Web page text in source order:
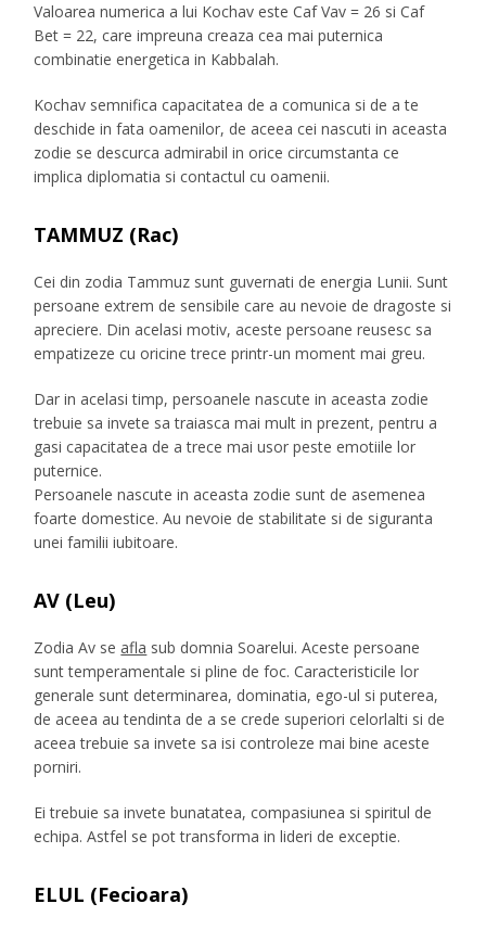
Valoarea numerica a lui Kochav este Caf Vav = 26 si Caf
Bet = 22, care impreuna creaza cea mai puternica
combinatie energetica in Kabbalah.
Kochav semnifica capacitatea de a comunica si de a te
deschide in fata oamenilor, de aceea cei nascuti in aceasta
zodie se descurca admirabil in orice circumstanta ce
implica diplomatia si contactul cu oamenii.
TAMMUZ (Rac)
Cei din zodia Tammuz sunt guvernati de energia Lunii. Sunt
persoane extrem de sensibile care au nevoie de dragoste si
apreciere. Din acelasi motiv, aceste persoane reusesc sa
empatizeze cu oricine trece printr-un moment mai greu.
Dar in acelasi timp, persoanele nascute in aceasta zodie
trebuie sa invete sa traiasca mai mult in prezent, pentru a
gasi capacitatea de a trece mai usor peste emotiile lor
puternice.
Persoanele nascute in aceasta zodie sunt de asemenea
foarte domestice. Au nevoie de stabilitate si de siguranta
unei familii iubitoare.
AV (Leu)
Zodia Av se afla sub domnia Soarelui. Aceste persoane
sunt temperamentale si pline de foc. Caracteristicile lor
generale sunt determinarea, dominatia, ego-ul si puterea,
de aceea au tendinta de a se crede superiori celorlalti si de
aceea trebuie sa invete sa isi controleze mai bine aceste
porniri.
Ei trebuie sa invete bunatatea, compasiunea si spiritul de
echipa. Astfel se pot transforma in lideri de exceptie.
ELUL (Fecioara)